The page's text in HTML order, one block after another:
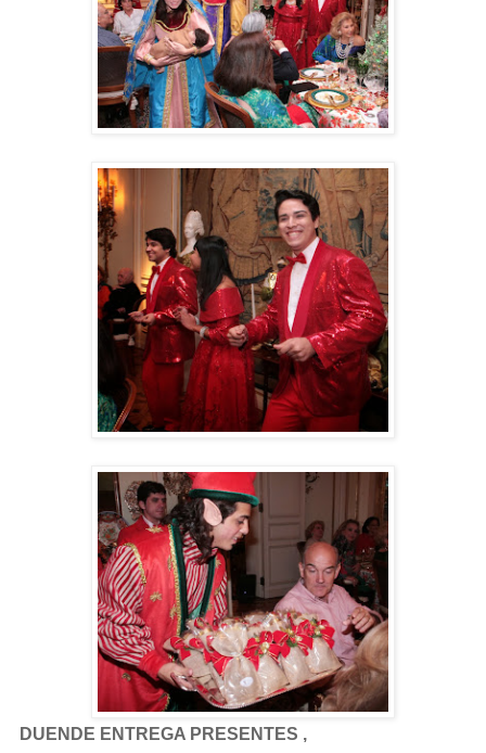
DUENDE ENTREGA PRESENTES ,